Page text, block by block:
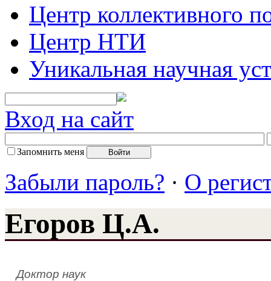
Центр коллективного
Центр НТИ
Уникальная научная
Вход на сайт
Запомнить меня
Забыли пароль? · О
Егоров Ц.А.
Доктор наук